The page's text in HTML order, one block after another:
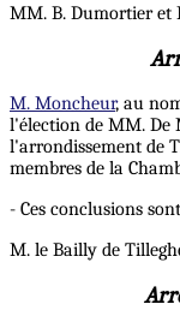
MM. B. Dumortier et
M. Moncheur, au
l'élection de MM. De
l'arrondissement de
membres de la
- Ces conclusions
M. le Bailly de